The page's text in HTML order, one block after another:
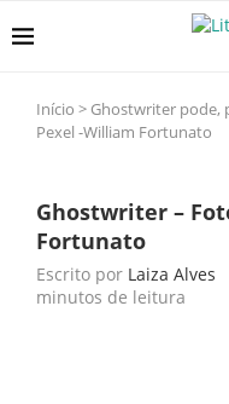
Início > Ghostwriter pode,
Pexel -William Fortunato
Ghostwriter –
Fortunato
Escrito por Laiza Alves
minutos de leitura